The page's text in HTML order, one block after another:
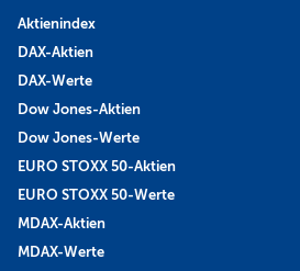
Aktienindex
DAX-Aktien
DAX-Werte
Dow Jones-Aktien
Dow Jones-Werte
EURO STOXX 50-Aktien
EURO STOXX 50-Werte
MDAX-Aktien
MDAX-Werte